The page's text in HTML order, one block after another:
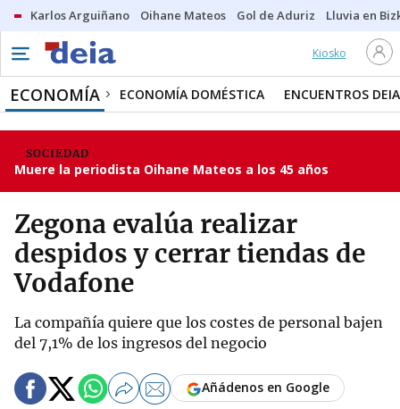
Karlos Arguiñano Oihane Mateos Gol de Aduriz Lluvia en
Kiosko
ECONOMÍA ECONOMÍA DOMÉSTICA ENCUENTROS DEIA
SOCIEDAD
Muere la periodista Oihane Mateos a los 45 años
Zegona evalúa realizar
despidos y cerrar tiendas de
Vodafone
La compañía quiere que los costes de personal bajen
del 7,1% de los ingresos del negocio
Añádenos en Google